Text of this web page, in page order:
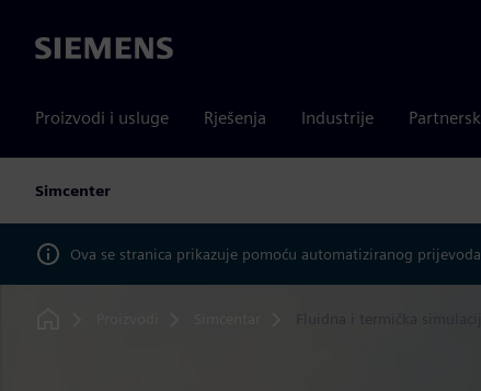
Siemens
Proizvodi i usluge Rješenja Industrije
Simcenter
Ova se stranica prikazuje pomoću automatiziranog